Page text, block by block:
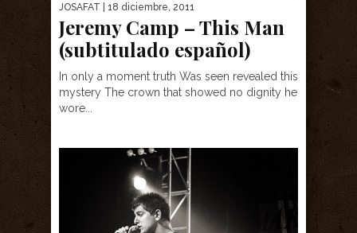
JOSAFAT | 18 diciembre, 2011
Jeremy Camp – This Man
(subtitulado español)
In only a moment truth Was seen revealed this
mystery The crown that showed no dignity he
wore...